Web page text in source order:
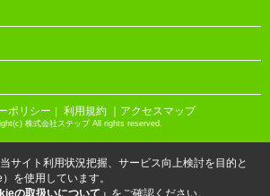
ポリシー ｜ 利用規約 ｜アクセスマップ
株式会社ステップ All rights reserved.
サイト利用状況把握、サービス向上検討を目的と
を使用しています。
の取扱いについて」 をご確認ください。